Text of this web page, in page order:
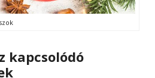
kapcsolódó